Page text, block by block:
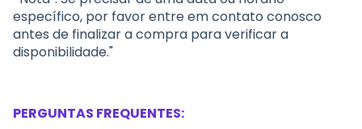
específico, por favor entre em contato conosco
antes de finalizar a compra para verificar a
disponibilidade."
PERGUNTAS FREQUENTES: